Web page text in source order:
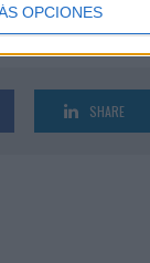
OPCIONES
SHARE